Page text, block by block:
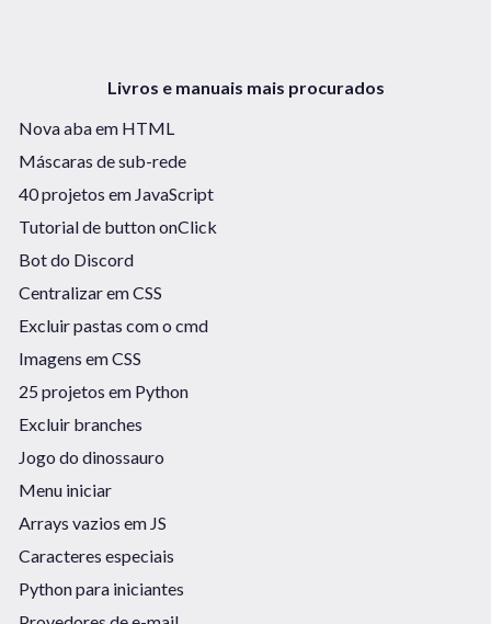
Livros e manuais mais procurados
Nova aba em HTML
Máscaras de sub-rede
40 projetos em JavaScript
Tutorial de button onClick
Bot do Discord
Centralizar em CSS
Excluir pastas com o cmd
Imagens em CSS
25 projetos em Python
Excluir branches
Jogo do dinossauro
Menu iniciar
Arrays vazios em JS
Caracteres especiais
Python para iniciantes